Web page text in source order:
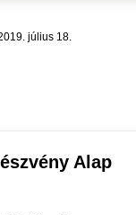
július 18.
Alap